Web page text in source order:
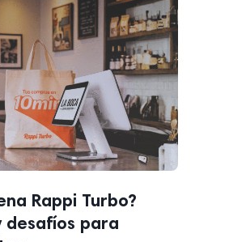
Rappi Turbo?
desafíos para